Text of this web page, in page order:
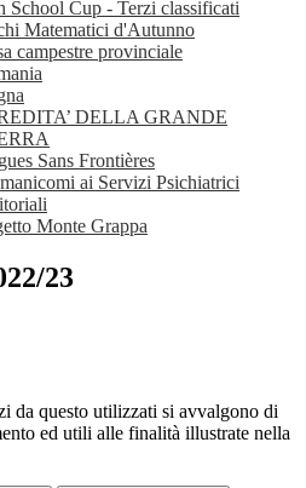
School Cup - Terzi classificati
Matematici d'Autunno
campestre provinciale
DELLA GRANDE
Sans Frontières
ai Servizi Psichiatrici
Monte Grappa
23
da questo utilizzati si avvalgono di
ed utili alle finalità illustrate nella